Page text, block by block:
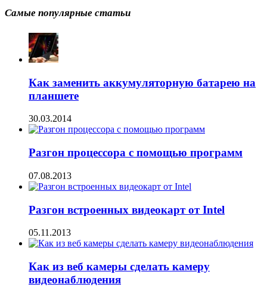
Самые популярные статьи
Как заменить аккумуляторную батарею на
планшете
30.03.2014
Разгон процессора с помощью программ
07.08.2013
Разгон встроенных видеокарт от Intel
05.11.2013
Как из веб камеры сделать камеру
видеонаблюдения